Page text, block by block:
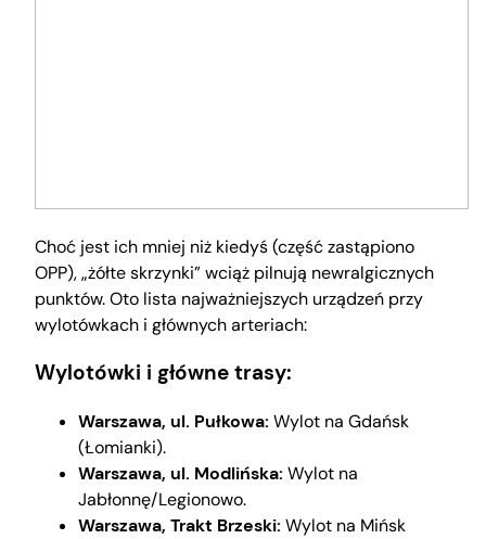
Choć jest ich mniej niż kiedyś (część zastąpiono
OPP), „żółte skrzynki” wciąż pilnują newralgicznych
punktów. Oto lista najważniejszych urządzeń przy
wylotówkach i głównych arteriach:
Wylotówki i główne trasy:
Warszawa, ul. Pułkowa: Wylot na Gdańsk
(Łomianki).
Warszawa, ul. Modlińska: Wylot na
Jabłonnę/Legionowo.
Warszawa, Trakt Brzeski: Wylot na Mińsk